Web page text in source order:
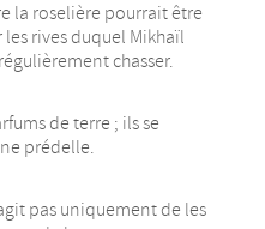
la roselière pourrait être
rives duquel Mikhaïl
chasser.
de terre ; ils se
prédelle.
pas uniquement de les